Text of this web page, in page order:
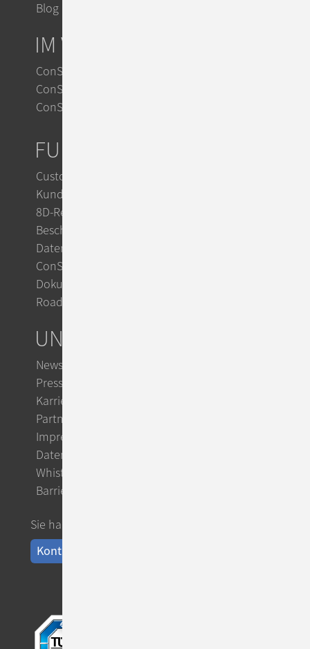
Blog
IM VERGLEICH
ConSol CM vs. Zendesk
ConSol CM vs. Jira
ConSol CM vs. OTRS
FUNKTIONEN
Customer Service
Kundensupport mit KI
8D-Reports im Reklamationsmanagement
Beschwerdemanagement
Datenschutz mit ConSol CM
ConSol Support & Trainings
Dokumentation im TecDoc
Roadmap
UNTERNEHMEN
Newsletter
Presse
Karriere
Partner
Impressum
Datenschutz
Whistleblowing
Barrierefreiheit
Sie haben Fragen?
Kontakt aufnehmen